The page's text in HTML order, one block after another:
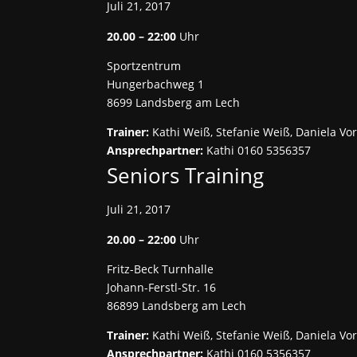
Juli 21, 2017
20.00 – 22:00 Uhr
Sportzentrum
Hungerbachweg 1
8699 Landsberg am Lech
Trainer: Kathi Weiß, Stefanie Weiß, Daniela
Ansprechpartner: Kathi 0160 5356357
Seniors Training
Juli 21, 2017
20.00 – 22:00 Uhr
Fritz-Beck Turnhalle
Johann-Ferstl-Str. 16
86899 Landsberg am Lech
Trainer: Kathi Weiß, Stefanie Weiß, Daniela
Ansprechpartner: Kathi 0160 5356357